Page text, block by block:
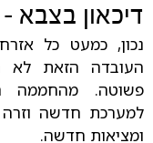
דיכאון בצבא
נכון, כמעט כל
העובדה הזאת לא
פשוטה. מהחממה
למערכת חדשה
ומציאות חדשה.